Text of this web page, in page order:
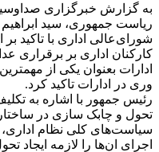
به گزارش خبرگزاری
ریاست جمهوری، سید
شورای‌عالی اداری با تاکید بر
کارکنان اداری بر برقراری
ادارات بعنوان یکی از
وری در ادارات تاکید کرد.
رئیس جمهور با اشاره به
تحول و چابک سازی در
سیاست‌های کلی نظام اداری،
اجرای ان‌ها را لازمه ایجاد